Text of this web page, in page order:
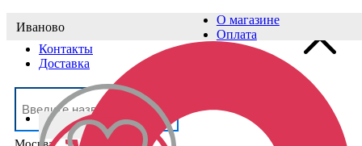
Выберите населённый пункт
Иваново
О магазине
Оплата
Контакты
Доставка